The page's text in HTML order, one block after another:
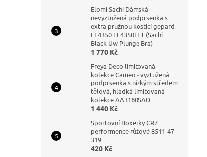
Elomi Sachi Dámská
nevyztužená podprsenka s
extra pružnou kosticí gepard
EL4350 EL4350LET (Sachi
Black Uw Plunge Bra)
1 770 Kč
Freya Deco limitovaná
kolekce Cameo - vyztužená
podprsenka s nízkým středem
tělová, hladká limitovaná
kolekce AA3160SAD
1 440 Kč
Sportovní Boxerky CR7
performence růžové 8511-47-
319
420 Kč